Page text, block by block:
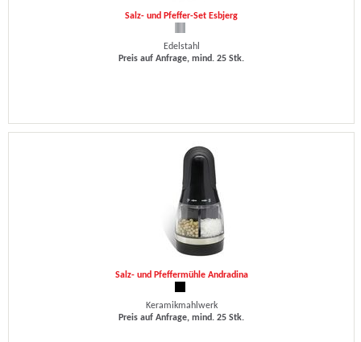
Salz- und Pfeffer-Set Esbjerg
Edelstahl
Preis auf Anfrage, mind. 25 Stk.
Salz- und Pfeffermühle Andradina
Keramikmahlwerk
Preis auf Anfrage, mind. 25 Stk.